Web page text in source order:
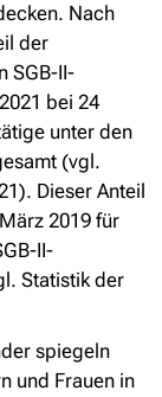
Nach
der
SGB-II-
bei 24
unter den
(vgl.
Dieser Anteil
2019 für
II-
Statistik der
spiegeln
und Frauen in